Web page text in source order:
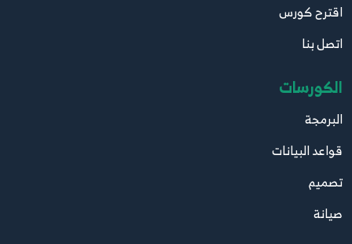
اقترح كورس
اتصل بنا
الكورسات
البرمجة
قواعد البيانات
تصميم
صيانة